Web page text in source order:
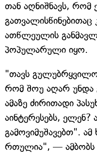
თან აღნიშნავს, რომ
ათწლეულის
პოპულარული იყო.
"თავს
რომ შოუ აღარ უნდა
ამაზე ძირითადი
აინტერესებს,
გამოვიმუშავებთ".
რთულია", — ამბობს